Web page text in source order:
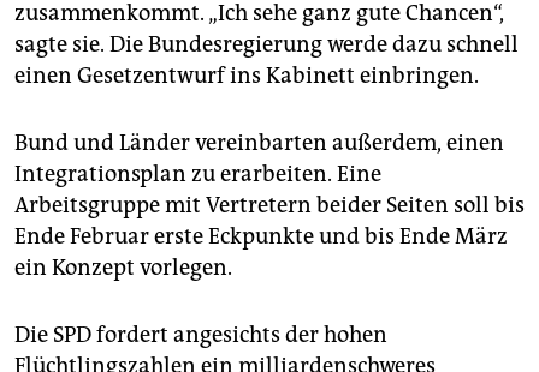
zusammenkommt. „Ich sehe ganz gute Chancen“,
sagte sie. Die Bundesregierung werde dazu schnell
einen Gesetzentwurf ins Kabinett einbringen.
Bund und Länder vereinbarten außerdem, einen
Integrationsplan zu erarbeiten. Eine
Arbeitsgruppe mit Vertretern beider Seiten soll bis
Ende Februar erste Eckpunkte und bis Ende März
ein Konzept vorlegen.
Die SPD fordert angesichts der hohen
Flüchtlingszahlen ein milliardenschweres